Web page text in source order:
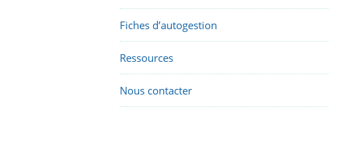
Fiches d’autogestion
Ressources
Nous contacter